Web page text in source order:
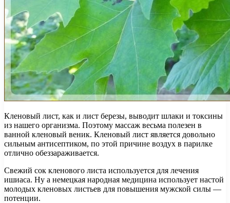
Кленовый лист, как и лист березы, выводит шлаки и токсины
из нашего организма. Поэтому массаж весьма полезен в
ванной кленовый веник. Кленовый лист является довольно
сильным антисептиком, по этой причине воздух в парилке
отлично обеззараживается.
Свежий сок кленового листа используется для лечения
ишиаса. Ну а немецкая народная медицина использует настой
молодых кленовых листьев для повышения мужской силы —
потенции.